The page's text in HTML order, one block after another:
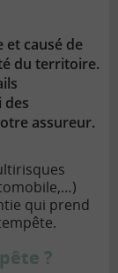
et causé de
du territoire.
des
assureur.
qui prend
?